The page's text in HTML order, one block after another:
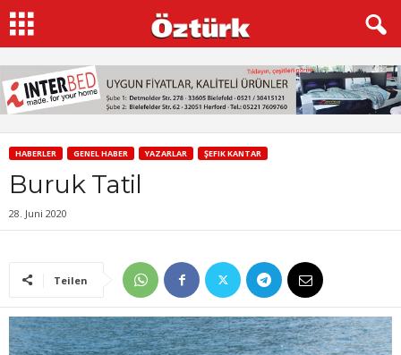
HABERLER GENEL HABER YAZARLAR ŞEFIK KANTAR
Buruk Tatil
28. Juni 2020
Teilen